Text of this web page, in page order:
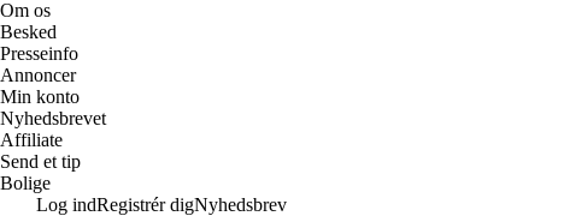
Om os
Besked
Presseinfo
Annoncer
Min konto
Nyhedsbrevet
Affiliate
Send et tip
Bolige
Log indRegistrér digNyhedsbrev